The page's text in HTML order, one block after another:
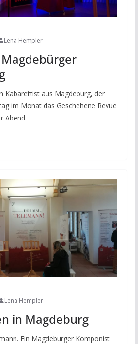
Lena Hempler
Kabarettist aus Magdeburg, der
im Monat das Geschehene Revue
Abend
Lena Hempler
in Magdeburg
Ein Magdeburger Komponist